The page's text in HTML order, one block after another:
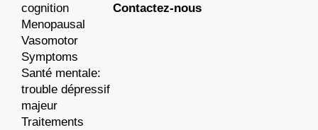
cognition
Menopausal
Vasomotor
Symptoms
Santé mentale:
trouble dépressif
majeur
Traitements
Contactez-nous